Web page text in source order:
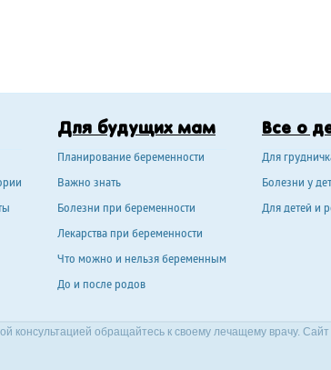
Для будущих мам
Планирование беременности
Важно знать
Болезни при беременности
Лекарства при беременности
Что можно и нельзя беременным
До и после родов
Все о
Для
Болезни у
Для детей и
обращайтесь к своему лечащему врачу.